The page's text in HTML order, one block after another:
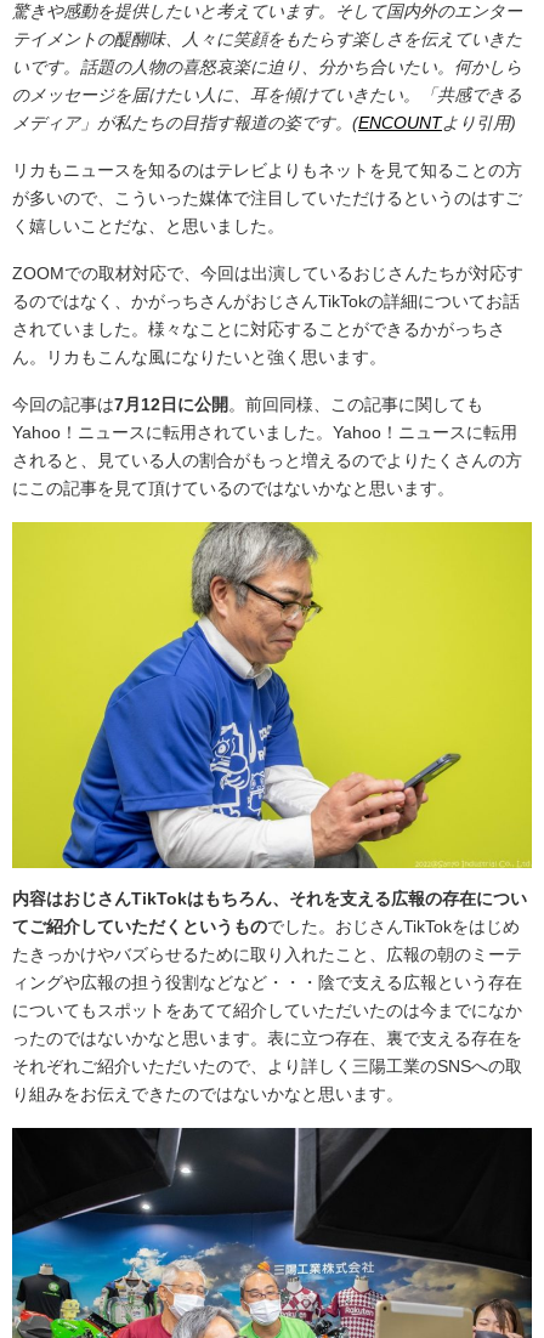
驚きや感動を提供したいと考えています。そして国内外のエンター
テイメントの醍醐味、人々に笑顔をもたらす楽しさを伝えていきた
いです。話題の人物の喜怒哀楽に迫り、分かち合いたい。何かしら
のメッセージを届けたい人に、耳を傾けていきたい。「共感できる
メディア」が私たちの目指す報道の姿です。(ENCOUNTより引用)
リカもニュースを知るのはテレビよりもネットを見て知ることの方
が多いので、こういった媒体で注目していただけるというのはすご
く嬉しいことだな、と思いました。
ZOOMでの取材対応で、今回は出演しているおじさんたちが対応す
るのではなく、かがっちさんがおじさんTikTokの詳細についてお話
されていました。様々なことに対応することができるかがっちさ
ん。リカもこんな風になりたいと強く思います。
今回の記事は7月12日に公開。前回同様、この記事に関しても
Yahoo！ニュースに転用されていました。Yahoo！ニュースに転用
されると、見ている人の割合がもっと増えるのでよりたくさんの方
にこの記事を見て頂けているのではないかなと思います。
内容はおじさんTikTokはもちろん、それを支える広報の存在につい
てご紹介していただくというものでした。おじさんTikTokをはじめ
たきっかけやバズらせるために取り入れたこと、広報の朝のミーテ
ィングや広報の担う役割などなど・・・陰で支える広報という存在
についてもスポットをあてて紹介していただいたのは今までになか
ったのではないかなと思います。表に立つ存在、裏で支える存在を
それぞれご紹介いただいたので、より詳しく三陽工業のSNSへの取
り組みをお伝えできたのではないかなと思います。